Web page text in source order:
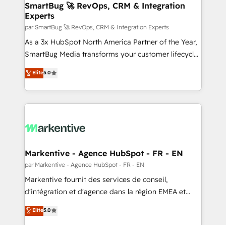
SmartBug 🚀 RevOps, CRM & Integration
Experts
par SmartBug 🚀 RevOps, CRM & Integration Experts
As a 3x HubSpot North America Partner of the Year,
SmartBug Media transforms your customer lifecycle
into a revenue engine. Our unified ecosystem
includes specialized divisions Globalia (AI &
Software) and Point Success Media (Paid Media),
making this the official home for all three brands. 🔄
and system integrations powered by Globalia’s
trainers to drive platform adoption. 📈 Revenue
Generation - Full-funnel marketing and high-
performance advertising via Point Success Media. -
Expert deployment of Breeze AI and custom agents
accreditations and deep HIPAA-compliance
Elite5.0
Markentive - Agence HubSpot - FR - EN
par Markentive - Agence HubSpot - FR - EN
Markentive fournit des services de conseil,
d'intégration et d'agence dans la région EMEA et
North America. Avec plus de 115 experts en
marketing automation, Growth, Revops, CRM et
Elite5.0